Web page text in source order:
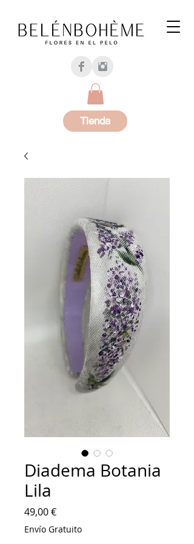
Tienda
Diadema Botania
Lila
49,00 €Precio
Envío Gratuito